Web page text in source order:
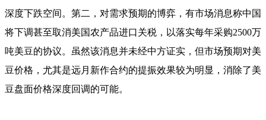
深度下跌空间。第二，对需求预期的博弈，有市场消息称中国
将下调甚至取消美国农产品进口关税，以落实每年采购2500万
吨美豆的协议。虽然该消息并未经中方证实，但市场预期对美
豆价格，尤其是远月新作合约的提振效果较为明显，消除了美
豆盘面价格深度回调的可能。